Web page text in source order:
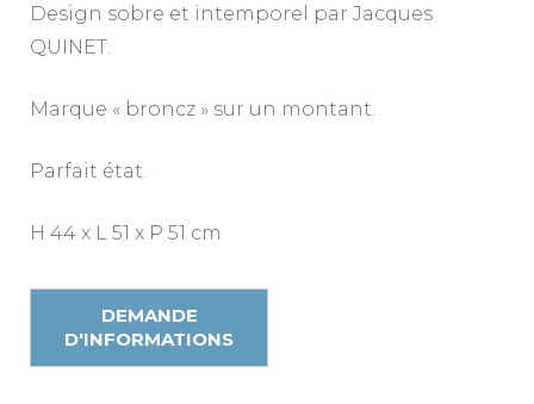
Design sobre et intemporel par Jacques
QUINET.
Marque « broncz » sur un montant.
Parfait état.
H 44 x L 51 x P 51 cm